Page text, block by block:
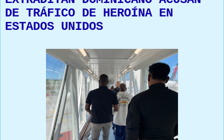
DE TRÁFICO DE HEROÍNA EN
ESTADOS UNIDOS